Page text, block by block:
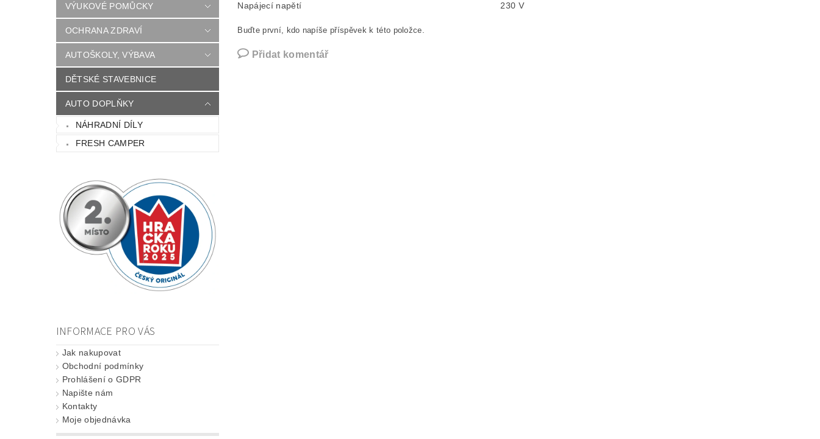
VÝUKOVÉ POMŮCKY
OCHRANA ZDRAVÍ
AUTOŠKOLY, VÝBAVA
DĚTSKÉ STAVEBNICE
AUTO DOPLŇKY
NÁHRADNÍ DÍLY
FRESH CAMPER
INFORMACE PRO VÁS
Jak nakupovat
Obchodní podmínky
Prohlášení o GDPR
Napište nám
Kontakty
Moje objednávka
Napájecí napětí
230 V
Buďte první, kdo napíše příspěvek k této položce.
Přidat komentář